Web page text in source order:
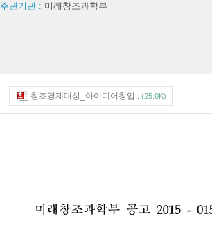
주관기관 : 미래창조과학부
창조경제대상_아이디어창업.. (25.0K)